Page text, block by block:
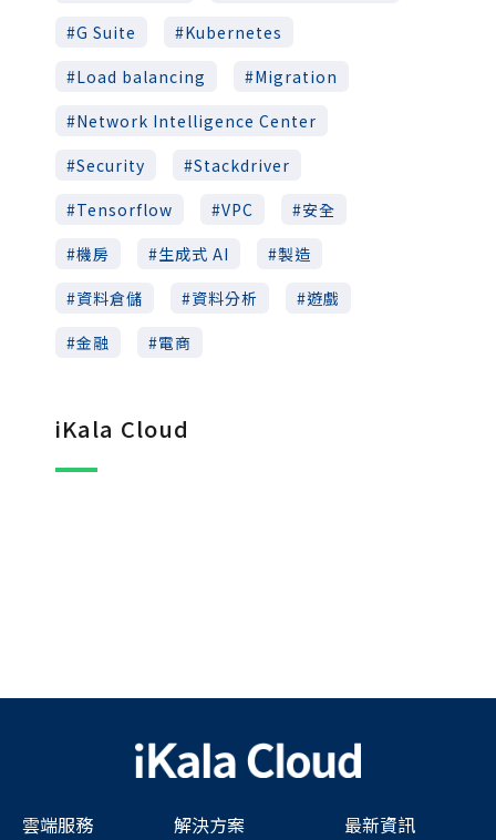
G Suite
Kubernetes
Load balancing
Migration
Network Intelligence Center
Security
Stackdriver
Tensorflow
VPC
安全
機房
生成式 AI
製造
資料倉儲
資料分析
遊戲
金融
電商
iKala Cloud
雲端服務 解決方案 最新資訊